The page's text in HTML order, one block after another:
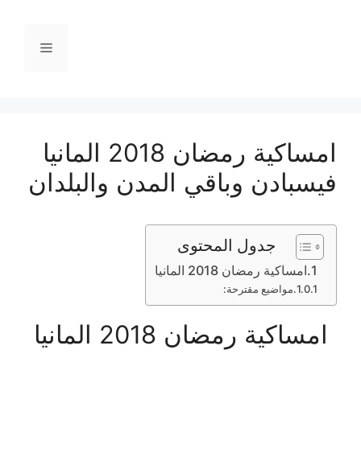
القائمة
امساكية رمضان 2018 المانيا
فيسبادن وباقي المدن والبلدان
جدول المحتوى
امساكية رمضان 2018 المانيا
مواضيع مقترحة:
امساكية رمضان 2018 المانيا